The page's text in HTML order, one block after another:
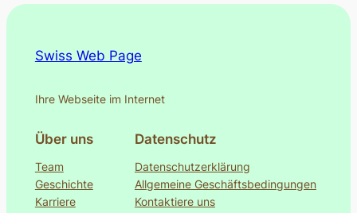
Swiss Web Page
Ihre Webseite im Internet
Über uns
Team
Geschichte
Karriere
Datenschutz
Datenschutzerklärung
Allgemeine Geschäftsbedingungen
Kontaktiere uns